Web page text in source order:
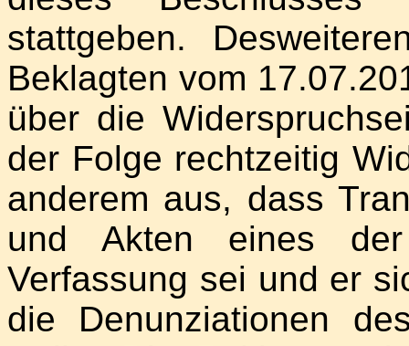
stattgeben.
Beklagten vom
über die
der Folge rechtzeitig
anderem aus, dass
und Akten eines
Verfassung sei und er
die Denunziationen